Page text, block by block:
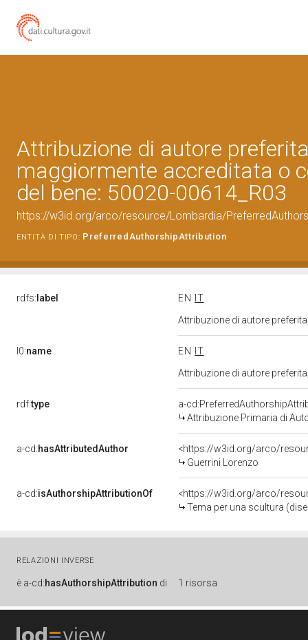
Attribuzione di autore
maggiormente accreditata o
del bene: 50020-00614_R03
https://w3id.org/arco/resource/Lombardia/
ENTITÀ DI TIPO: PreferredAuthorshipAttribution
rdfs: label EN
IT
Attribuzione di autore
l0:name EN
IT
Attribuzione di autore
rdf:type
a-
Attribuzione Primaria di
a-cd:hasAttributedAuthor
<https://w3id.org/arco/
Guerrini Lorenzo
a-cd:isAuthorshipAttributionOf
<https://w3id.org/arco/
Tema per una scultura
RELAZIONI INVERSE
è a-cd:hasAuthorshipAttribution di 1 risorsa